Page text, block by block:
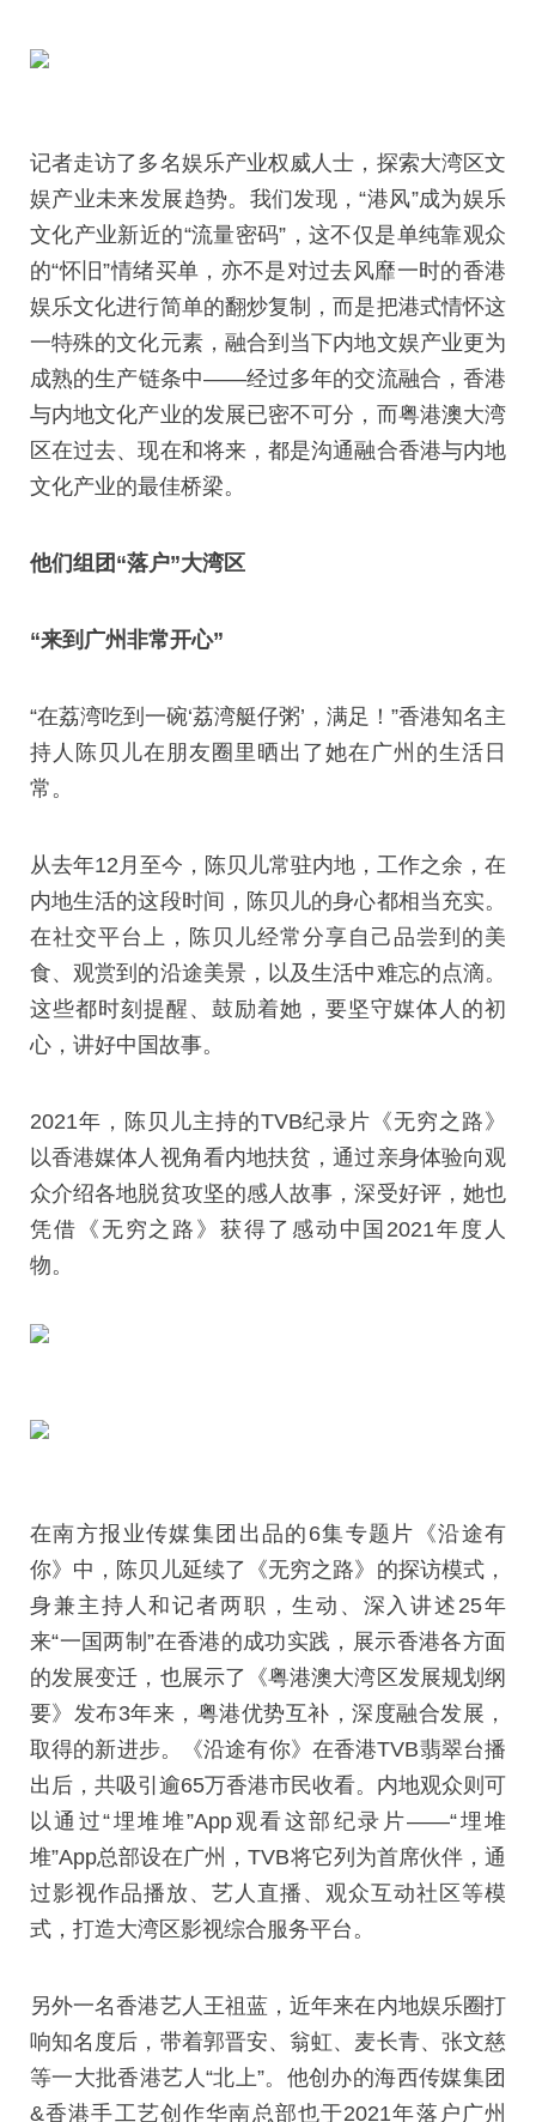
记者走访了多名娱乐产业权威人士，探索大湾区文
娱产业未来发展趋势。我们发现，“港风”成为娱乐
文化产业新近的“流量密码”，这不仅是单纯靠观众
的“怀旧”情绪买单，亦不是对过去风靡一时的香港
娱乐文化进行简单的翻炒复制，而是把港式情怀这
一特殊的文化元素，融合到当下内地文娱产业更为
成熟的生产链条中——经过多年的交流融合，香港
与内地文化产业的发展已密不可分，而粤港澳大湾
区在过去、现在和将来，都是沟通融合香港与内地
文化产业的最佳桥梁。
他们组团“落户”大湾区
“来到广州非常开心”
“在荔湾吃到一碗‘荔湾艇仔粥’，满足！”香港知名主
持人陈贝儿在朋友圈里晒出了她在广州的生活日
常。
从去年12月至今，陈贝儿常驻内地，工作之余，在
内地生活的这段时间，陈贝儿的身心都相当充实。
在社交平台上，陈贝儿经常分享自己品尝到的美
食、观赏到的沿途美景，以及生活中难忘的点滴。
这些都时刻提醒、鼓励着她，要坚守媒体人的初
心，讲好中国故事。
2021年，陈贝儿主持的TVB纪录片《无穷之路》
以香港媒体人视角看内地扶贫，通过亲身体验向观
众介绍各地脱贫攻坚的感人故事，深受好评，她也
凭借《无穷之路》获得了感动中国2021年度人
物。
在南方报业传媒集团出品的6集专题片《沿途有
你》中，陈贝儿延续了《无穷之路》的探访模式，
身兼主持人和记者两职，生动、深入讲述25年
来“一国两制”在香港的成功实践，展示香港各方面
的发展变迁，也展示了《粤港澳大湾区发展规划纲
要》发布3年来，粤港优势互补，深度融合发展，
取得的新进步。《沿途有你》在香港TVB翡翠台播
出后，共吸引逾65万香港市民收看。内地观众则可
以通过“埋堆堆”App观看这部纪录片——“埋堆
堆”App总部设在广州，TVB将它列为首席伙伴，通
过影视作品播放、艺人直播、观众互动社区等模
式，打造大湾区影视综合服务平台。
另外一名香港艺人王祖蓝，近年来在内地娱乐圈打
响知名度后，带着郭晋安、翁虹、麦长青、张文慈
等一大批香港艺人“北上”。他创办的海西传媒集团
&香港手工艺创作华南总部也于2021年落户广州